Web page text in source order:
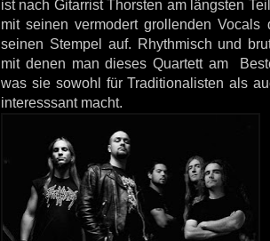
ist nach Gitarrist Thorsten am längsten
mit seinen vermodert grollenden Vocals
seinen Stempel auf. Rhythmisch und
mit denen man dieses Quartett am
was sie sowohl für Traditionalisten als
interesssant macht.